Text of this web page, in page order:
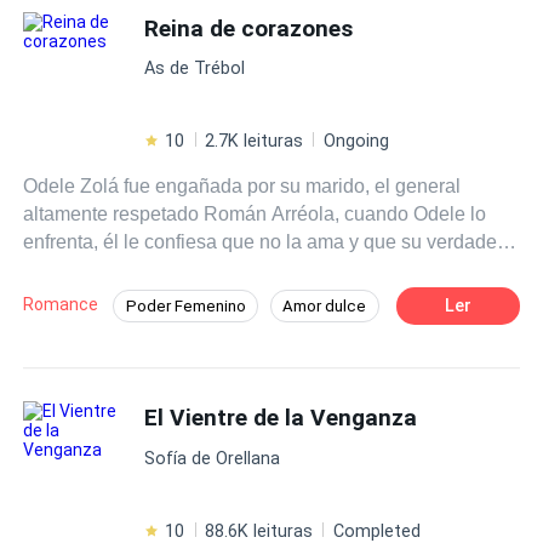
Reina de corazones
As de Trébol
10 2.7K leituras Ongoing
Odele Zolá fue engañada por su marido, el general
altamente respetado Román Arréola, cuando Odele lo
enfrenta, él le confiesa que no la ama y que su verdadero
discusión, son atacados por miembros de la organización
criminal "La Baraja". Impotente, ve cómo Román salva a
morirá y a Odele se le rompe el corazón una vez más.
Más tarde, Odele despierta en un basurero en otro país,
no sabe cómo llegó a ahí, pero está viva y parece que
idioma de ese lugar, Odele se hace una promesa: Volverá
Romance Poder Femenino Amor dulce
Desafío a las Expectativas
Ler
El Vientre de la Venganza
Sofía de Orellana
10 88.6K leituras Completed